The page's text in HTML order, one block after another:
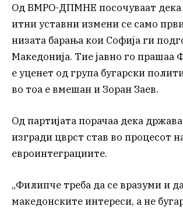
Од ВМРО-ДПМНЕ посочуваат дека
итни уставни измени се само
низата барања кои Софија ги
Македонија. Тие јавно го прашаа
е уценет од група бугарски
во тоа е вмешан и Зоран Заев.
Од партијата порачаа дека
изгради цврст став во процесот
евроинтеграциите.
„Филипче треба да се вразуми и
македонските интереси, а не